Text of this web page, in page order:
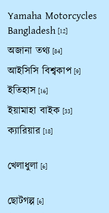
Yamaha Motorcycles
Bangladesh [12]
অজানা তথ্য [84]
আইসিসি বিশ্বকাপ [9]
ইতিহাস [16]
ইয়ামাহা বাইক [33]
ক্যারিয়ার [18]
খেলাধুলা [6]
ছোটগল্প [6]